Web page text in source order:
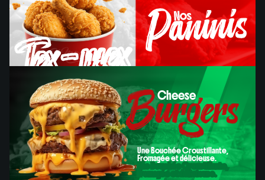
Tex-mex
Nos
Nos
Paninis
Paninis
Cheese
Cheese
Burgers
Une Bouchée Croustillante,
Fromagée et délicieuse.
Une Bouchée Croustillante,
Fromagée et délicieuse.